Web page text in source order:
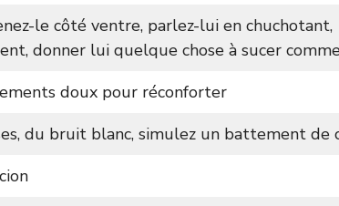
le côté ventre, parlez-lui en chuchotant,
donner lui quelque chose à sucer
doux pour réconforter
du bruit blanc, simulez un battement